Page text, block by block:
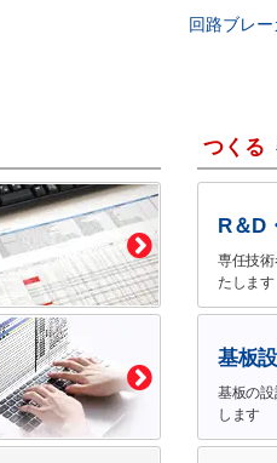
回路ブレー
つくる
R＆D
専任技
たします
基板
基板の
します